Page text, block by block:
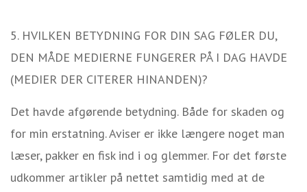
5. HVILKEN BETYDNING FOR DIN SAG FØLER DU,
DEN MÅDE MEDIERNE FUNGERER PÅ I DAG HAVDE
(MEDIER DER CITERER HINANDEN)?
Det havde afgørende betydning. Både for skaden og
for min erstatning. Aviser er ikke længere noget man
læser, pakker en fisk ind i og glemmer. For det første
udkommer artikler på nettet samtidig med at de